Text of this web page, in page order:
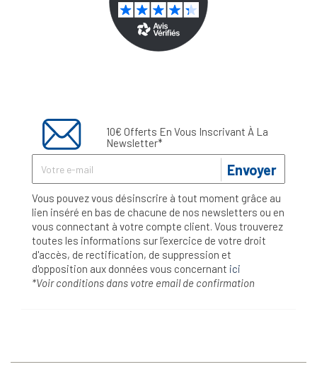
10€ Offerts En Vous Inscrivant À La
Newsletter*
Envoyer
Vous pouvez vous désinscrire à tout moment grâce au
lien inséré en bas de chacune de nos newsletters ou en
vous connectant à votre compte client. Vous trouverez
toutes les informations sur l’exercice de votre droit
d'accès, de rectification, de suppression et
d'opposition aux données vous concernant ici
*Voir conditions dans votre email de confirmation